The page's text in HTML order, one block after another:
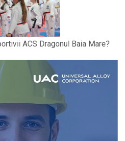
ACS Dragonul Baia Mare?